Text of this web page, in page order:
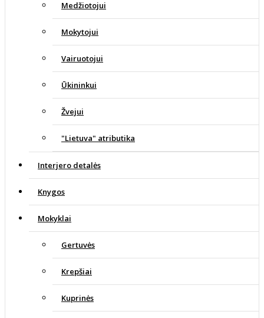
Medžiotojui
Mokytojui
Vairuotojui
Ūkininkui
Žvejui
"Lietuva" atributika
Interjero detalės
Knygos
Mokyklai
Gertuvės
Krepšiai
Kuprinės